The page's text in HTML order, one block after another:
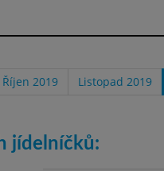
Říjen 2019 Listopad 2019
jídelníčků: